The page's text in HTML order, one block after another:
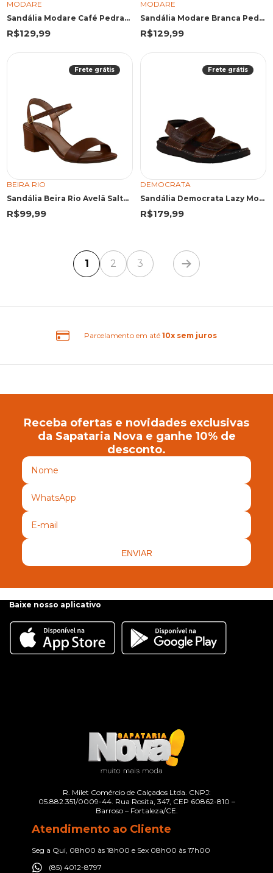
MODARE
Sandália Modare Café Pedraria
R$129,99
MODARE
Sandália Modare Branca Pedraria Central
R$129,99
Frete grátis
BEIRA RIO
Sandália Beira Rio Avelã Salto Bloco
R$99,99
Frete grátis
DEMOCRATA
Sandália Democrata Lazy Mouro
R$179,99
1 2 3
10x sem juros
Receba ofertas e novidades exclusivas
da Sapataria Nova e ganhe 10% de
desconto.
ENVIAR
Baixe nosso aplicativo
R. Milet Comércio de Calçados Ltda. CNPJ:
05.882.351/0009-44. Rua Rosita, 347, CEP 60862-810 –
Barroso – Fortaleza/CE.
Atendimento ao Cliente
Seg a Qui, 08h00 às 18h00 e Sex 08h00 às 17h00
(85) 4012-8797